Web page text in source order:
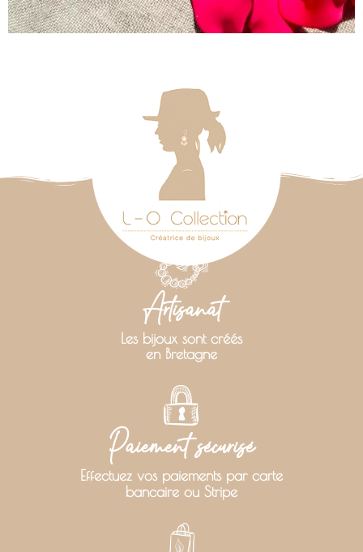
Artisanat
Les bijoux sont créés
en Bretagne
Paiement sécurisé
Effectuez vos paiements par carte
bancaire ou Stripe